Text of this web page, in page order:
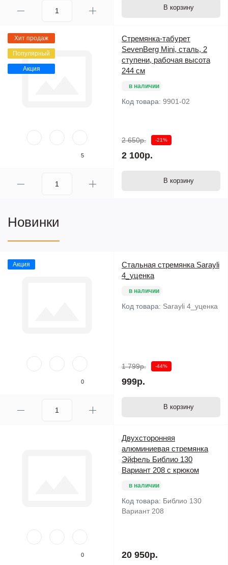
В корзину
Хит продаж
Популярный
Акция
5
Стремянка-табурет
SevenBerg Mini, сталь, 2
ступени, рабочая высота
244 см
в наличии
Код товара: 9901-02
2 650р. -21%
2 100р.
В корзину
Новинки
Акция
0
Стальная стремянка Sarayli
4_уценка
в наличии
Код товара: Sarayli 4_уценка
1 799р. -44%
999р.
В корзину
0
Двухсторонняя
алюминиевая стремянка
Эйфель Библио 130
Вариант 208 с крюком
в наличии
Код товара: Библио 130
Вариант 208
20 950р.